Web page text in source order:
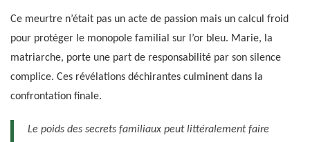
Ce meurtre n’était pas un acte de passion mais un calcul froid
pour protéger le monopole familial sur l’or bleu. Marie, la
matriarche, porte une part de responsabilité par son silence
complice. Ces révélations déchirantes culminent dans la
confrontation finale.
Le poids des secrets familiaux peut littéralement faire